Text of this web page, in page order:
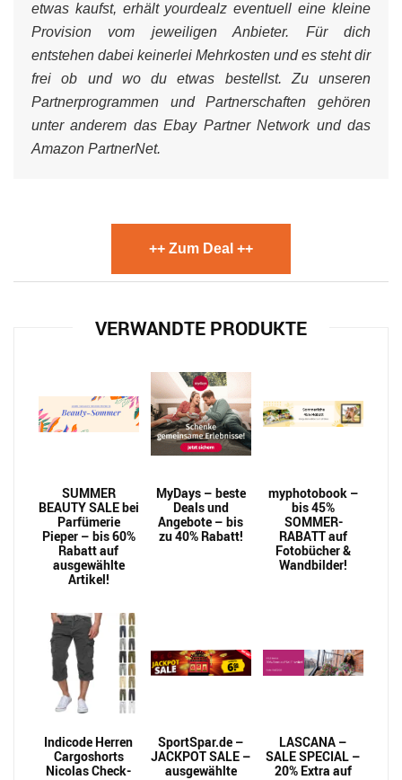
etwas kaufst, erhält yourdealz eventuell eine kleine
Provision vom jeweiligen Anbieter. Für dich
entstehen dabei keinerlei Mehrkosten und es steht dir
frei ob und wo du etwas bestellst. Zu unseren
Partnerprogrammen und Partnerschaften gehören
unter anderem das Ebay Partner Network und das
Amazon PartnerNet.
++ Zum Deal ++
VERWANDTE PRODUKTE
SUMMER
BEAUTY SALE bei
Parfümerie
Pieper – bis 60%
Rabatt auf
ausgewählte
Artikel!
MyDays – beste
Deals und
Angebote – bis
zu 40% Rabatt!
myphotobook –
bis 45%
SOMMER-
RABATT auf
Fotobücher &
Wandbilder!
Indicode Herren
Cargoshorts
Nicolas Check-
SportSpar.de –
JACKPOT SALE –
ausgewählte
LASCANA –
SALE SPECIAL –
20% Extra auf